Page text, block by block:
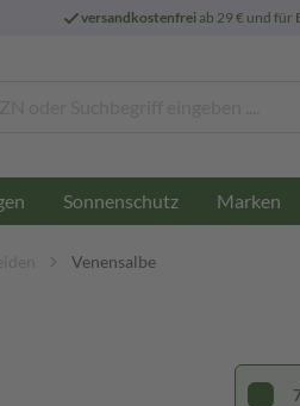
versandkostenfreiab 29 € und für
Sonnenschutz Marken
Venensalbe